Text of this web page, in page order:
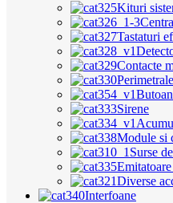
Kituri
Tastaturi
Contacte
Perimetrale
Sirene
Module si
Surse
Diverse
Interfoane